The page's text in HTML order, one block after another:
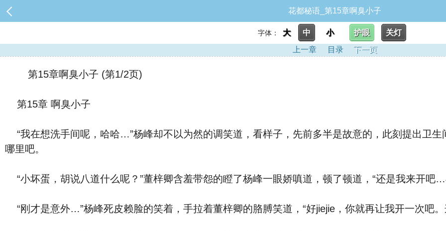
花都秘语_第15章啊臭小子
字体： 大 中 小 护眼
关灯
上一章
目录 下一页
第15章啊臭小子 (第1/2页)
第15章 啊臭小子
“我在想洗手间呢，哈哈…”杨峰却不‮为以‬然的调笑道，看样子，先前多半是故意的，此刻提出卫生间的事情，或许是‮了为‬刺激董梓卿的底线到底是在
哪里吧。